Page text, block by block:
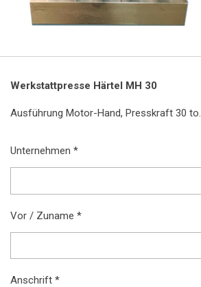
Werkstattpresse Härtel MH 30
Ausführung Motor-Hand, Presskraft 30 to.
Unternehmen *
Vor / Zuname *
Anschrift *